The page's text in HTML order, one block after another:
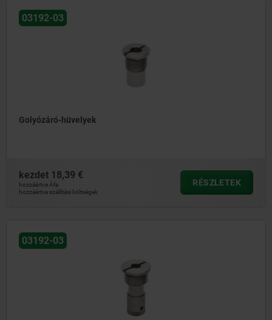
03192-03
Golyózáró-hüvelyek
kezdet 18,39 €
hozzáértve Áfa
hozzáértve szállítási költségek
RÉSZLETEK
03192-03